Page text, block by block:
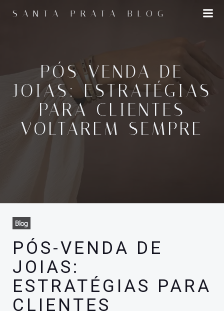
para
SANTA PRATA BLOG
PÓS-VENDA DE
JOIAS: ESTRATÉGIAS
PARA CLIENTES
VOLTAREM SEMPRE
Blog
PÓS-VENDA DE
JOIAS:
ESTRATÉGIAS PARA
CLIENTES